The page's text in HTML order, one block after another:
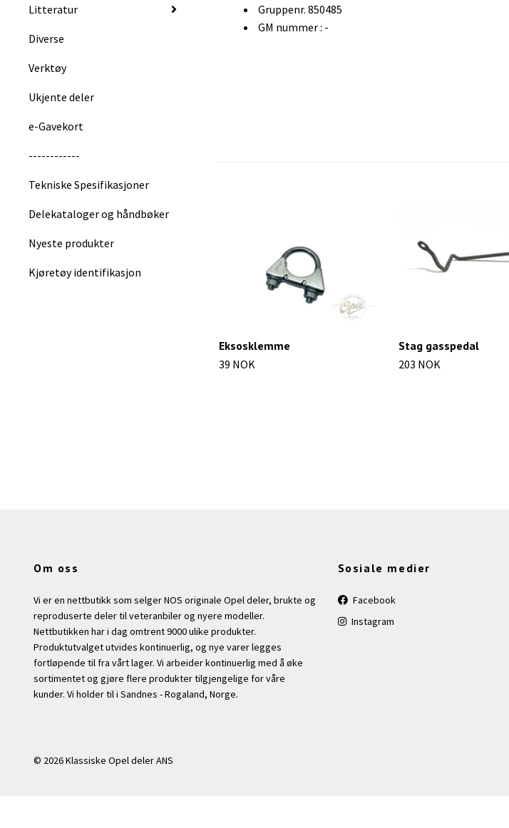
Litteratur
Diverse
Verktøy
Ukjente deler
e-Gavekort
------------
Tekniske Spesifikasjoner
Delekataloger og håndbøker
Nyeste produkter
Kjøretøy identifikasjon
Gruppenr. 850485
GM nummer : -
Eksosklemme
39 NOK
Stag gasspedal
203 NOK
Om oss
Vi er en nettbutikk som selger NOS originale Opel deler, brukte og
reproduserte deler til veteranbiler og nyere modeller.
Nettbutikken har i dag omtrent 9000 ulike produkter.
Produktutvalget utvides kontinuerlig, og nye varer legges
fortløpende til fra vårt lager. Vi arbeider kontinuerlig med å øke
sortimentet og gjøre flere produkter tilgjengelige for våre
kunder. Vi holder til i Sandnes - Rogaland, Norge.
Sosiale medier
Facebook
Instagram
© 2026 Klassiske Opel deler ANS